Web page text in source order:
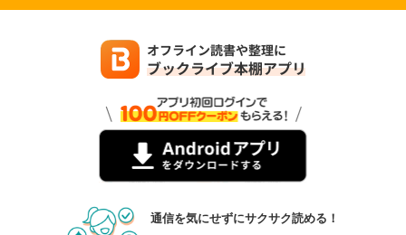
通信を気にせずにサクサク読める！